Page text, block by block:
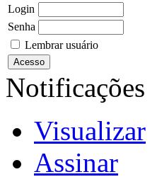
Login
Senha
Lembrar usuário
Notificações
Visualizar
Assinar